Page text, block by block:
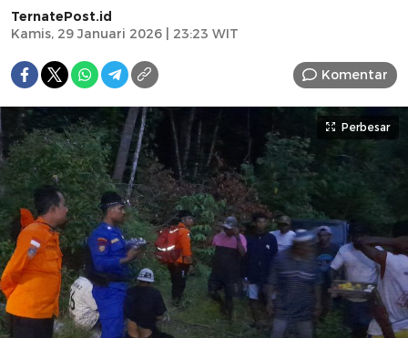
TernatePost.id
Kamis, 29 Januari 2026 | 23:23 WIT
Komentar
Perbesar